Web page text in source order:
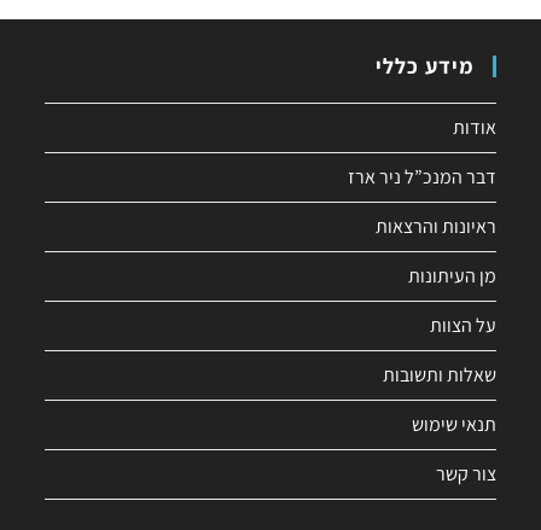
מידע כללי
אודות
דבר המנכ”ל ניר ארז
ראיונות והרצאות
מן העיתונות
על הצוות
שאלות ותשובות
תנאי שימוש
צור קשר